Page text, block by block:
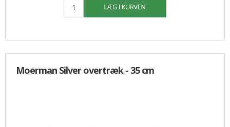
Moerman Silver overtræk - 35 cm